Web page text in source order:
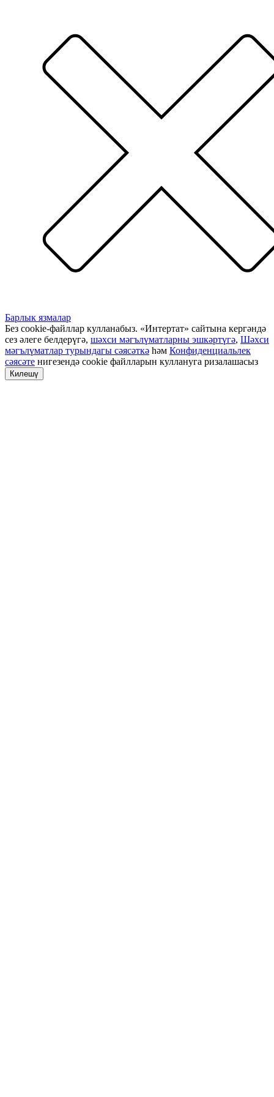
Барлык язмалар
Без cookie-файллар кулланабыз. «Интертат» сайтына кергәндә
сез әлеге белдерүгә, шәхси мәгълүматларны эшкәртүгә, Шәхси
мәгълүматлар турындагы сәясәткә һәм Конфиденциальлек
сәясәте нигезендә cookie файлларын куллануга ризалашасыз
Килешү